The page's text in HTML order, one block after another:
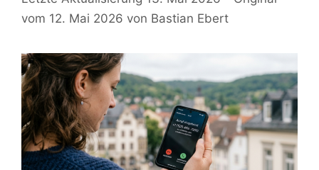
12. Mai 2026 von Bastian Ebert